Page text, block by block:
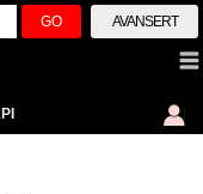
GO AVANSERT